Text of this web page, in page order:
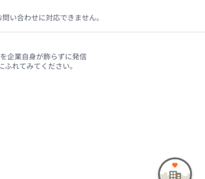
い合わせに対応できません。
企業自身が飾らずに発信
れてみてください。